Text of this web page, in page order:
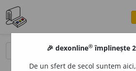
🎉 dexonline® împlinește
De un sfert de secol suntem